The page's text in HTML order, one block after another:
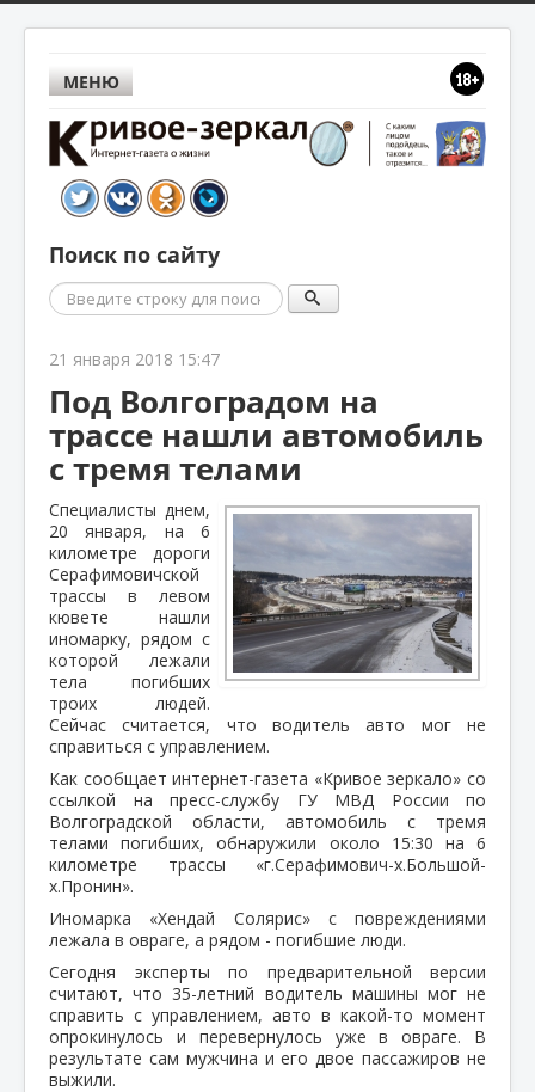
МЕНЮ
Поиск по сайту
Поиск
21 января 2018 15:47
Под Волгоградом на
трассе нашли автомобиль
с тремя телами
Специалисты днем,
20 января, на 6
километре дороги
Серафимовичской
трассы в левом
кювете нашли
иномарку, рядом с
которой лежали
тела погибших
троих людей.
Сейчас считается, что водитель авто мог не
справиться с управлением.
Как сообщает интернет-газета «Кривое зеркало» со
ссылкой на пресс-службу ГУ МВД России по
Волгоградской области, автомобиль с тремя
телами погибших, обнаружили около 15:30 на 6
километре трассы «г.Серафимович-х.Большой-
х.Пронин».
Иномарка «Хендай Солярис» с повреждениями
лежала в овраге, а рядом - погибшие люди.
Сегодня эксперты по предварительной версии
считают, что 35-летний водитель машины мог не
справить с управлением, авто в какой-то момент
опрокинулось и перевернулось уже в овраге. В
результате сам мужчина и его двое пассажиров не
выжили.